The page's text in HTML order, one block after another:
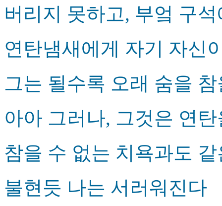
버리지 못하고, 부엌 구
연탄냄새에게 자기 자신
그는 될수록 오래 숨을
아아 그러나, 그것은 연
참을 수 없는 치욕과도
불현듯 나는 서러워진다